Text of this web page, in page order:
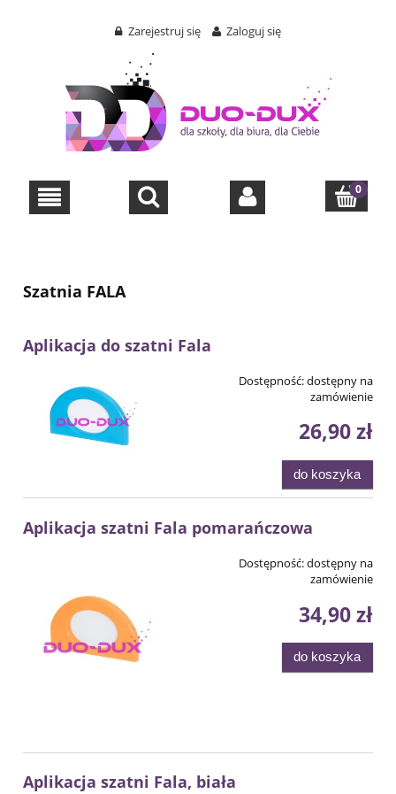
Zarejestruj się Zaloguj się
Szatnia FALA
Aplikacja do szatni Fala
Dostępność:dostępny na
zamówienie
26,90 zł
do koszyka
Aplikacja szatni Fala pomarańczowa
Dostępność:dostępny na
zamówienie
34,90 zł
do koszyka
Aplikacja szatni Fala, biała